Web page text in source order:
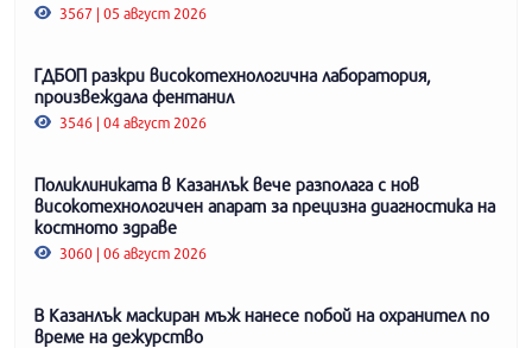
3567 | 05 август 2026
ГДБОП разкри високотехнологична лаборатория,
произвеждала фентанил
3546 | 04 август 2026
Поликлиниката в Казанлък вече разполага с нов
високотехнологичен апарат за прецизна диагностика на
костното здраве
3060 | 06 август 2026
В Казанлък маскиран мъж нанесе побой на охранител по
време на дежурство